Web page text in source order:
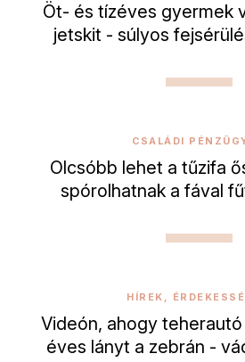
Öt- és tízéves gyermek
jetskit - súlyos
CSALÁDI
Olcsóbb lehet a tűzifa
spórolhatnak a fával
HÍREK,
Videón, ahogy
éves lányt a zebrán -